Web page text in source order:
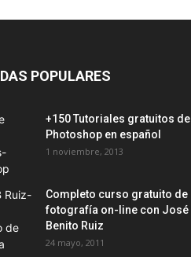
POPULARES
+150 Tutoriales gratuitos de
Photoshop en español
1 noviembre, 2013
Completo curso gratuito de
fotografía on-line con José
Benito Ruiz
24 mayo, 2011